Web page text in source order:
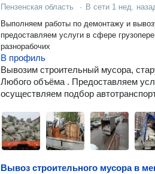
Пензенская область · В сети 1 нед.
Выполняем работы по демонтажу и вывозу
предоставляем услуги в сфере
разнорабочих
В профиль
Вывозим строительный мусора,
Любого объёма . Предоставляем
осуществляем подбор
Вывоз строительного мусора в